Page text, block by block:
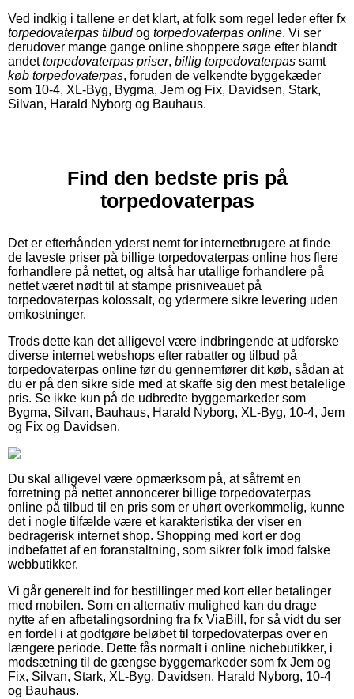
Ved indkig i tallene er det klart, at folk som regel leder efter fx
torpedovaterpas tilbudog torpedovaterpas online. Vi ser
derudover mange gange online shoppere søge efter blandt
andettorpedovaterpas priser, billig torpedovaterpas samt
køb torpedovaterpas, foruden de velkendte byggekæder
som 10-4, XL-Byg, Bygma, Jem og Fix, Davidsen, Stark,
Silvan, Harald Nyborg og Bauhaus.
Find den bedste pris på
torpedovaterpas
Det er efterhånden yderst nemt for internetbrugere at finde
de laveste priser på billige torpedovaterpas online hos flere
forhandlere på nettet, og altså har utallige forhandlere på
nettet været nødt til at stampe prisniveauet på
torpedovaterpas kolossalt, og ydermere sikre levering uden
omkostninger.
Trods dette kan det alligevel være indbringende at udforske
diverse internet webshops efter rabatter og tilbud på
torpedovaterpas online før du gennemfører dit køb, sådan at
du er på den sikre side med at skaffe sig den mest betalelige
pris. Se ikke kun på de udbredte byggemarkeder som
Bygma, Silvan, Bauhaus, Harald Nyborg, XL-Byg, 10-4, Jem
og Fix og Davidsen.
Du skal alligevel være opmærksom på, at såfremt en
forretning på nettet annoncerer billige torpedovaterpas
online på tilbud til en pris som er uhørt overkommelig, kunne
det i nogle tilfælde være et karakteristika der viser en
bedragerisk internet shop. Shopping med kort er dog
indbefattet af en foranstaltning, som sikrer folk imod falske
webbutikker.
Vi går generelt ind for bestillinger med kort eller betalinger
med mobilen. Som en alternativ mulighed kan du drage
nytte af en afbetalingsordning fra fx ViaBill, for så vidt du ser
en fordel i at godtgøre beløbet til torpedovaterpas over en
længere periode. Dette fås normalt i online nichebutikker, i
modsætning til de gængse byggemarkeder som fx Jem og
Fix, Silvan, Stark, XL-Byg, Davidsen, Harald Nyborg, 10-4
og Bauhaus.